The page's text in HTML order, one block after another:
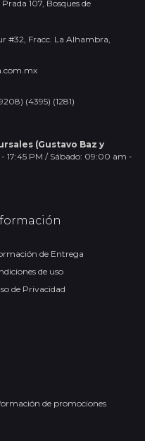
107, Bosques de
#32, Fracc. La Alhambra,
(4395) (1281)
(Gustavo Baz y
17:45 PM / Sábado: 09:00 am -
de Entrega
de uso
de Privacidad
de promociones